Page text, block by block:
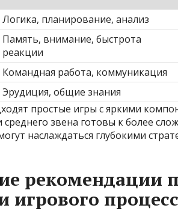
Логика, планирование, анализ
Память, внимание, быстрота
реакции
Командная работа, коммуникация
Эрудиция, общие знания
простые игры с яркими
звена готовы к более
наслаждаться глубокими
рекомендации
игрового